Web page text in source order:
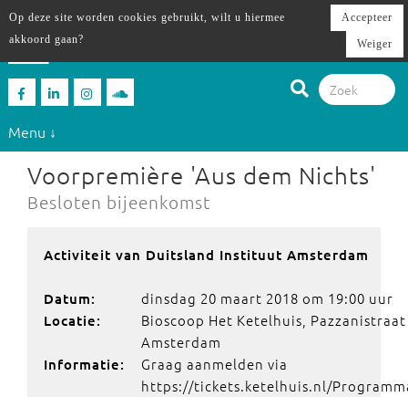
Menu ↓
Voorpremière 'Aus dem Nichts'
Besloten bijeenkomst
Activiteit van Duitsland Instituut Amsterdam
Datum: dinsdag 20 maart 2018 om 19:00 uur
Locatie:
Bioscoop Het Ketelhuis,
Amsterdam
Informatie:
Graag aanmelden via
https://tickets.ketelhuis.nl/
Op deze site worden cookies gebruikt, wilt u hiermee
akkoord gaan?
Accepteer
Weiger